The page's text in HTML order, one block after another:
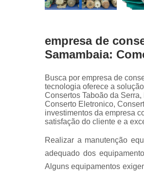
empresa de
Samambaia:
Busca por empresa de
tecnologia oferece a
Consertos Taboão da
Conserto Eletronico,
investimentos da empresa
satisfação do cliente e a
Realizar a manutenção
adequado dos
Alguns equipamentos